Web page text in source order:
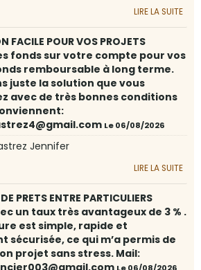
LIRE LA SUITE
FACILE POUR VOS PROJETS
fonds sur votre compte pour vos
remboursable à long terme.
juste la solution que vous
avec de très bonnes conditions
Le 06/08/2026
Jennifer
LIRE LA SUITE
PRETS ENTRE PARTICULIERS
un taux très avantageux de 3 % .
est simple, rapide et
sécurisée, ce qui m’a permis de
projet sans stress. Mail: